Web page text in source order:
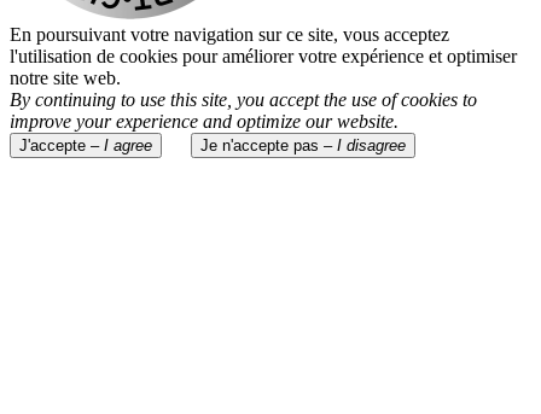
En poursuivant votre navigation sur ce site, vous acceptez
l'utilisation de cookies pour améliorer votre expérience et optimiser
notre site web.
By continuing to use this site, you accept the use of cookies to
improve your experience and optimize our website.
J'accepte – I agree Je n'accepte pas – I disagree